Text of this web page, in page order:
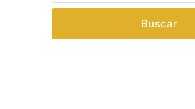
Buscar